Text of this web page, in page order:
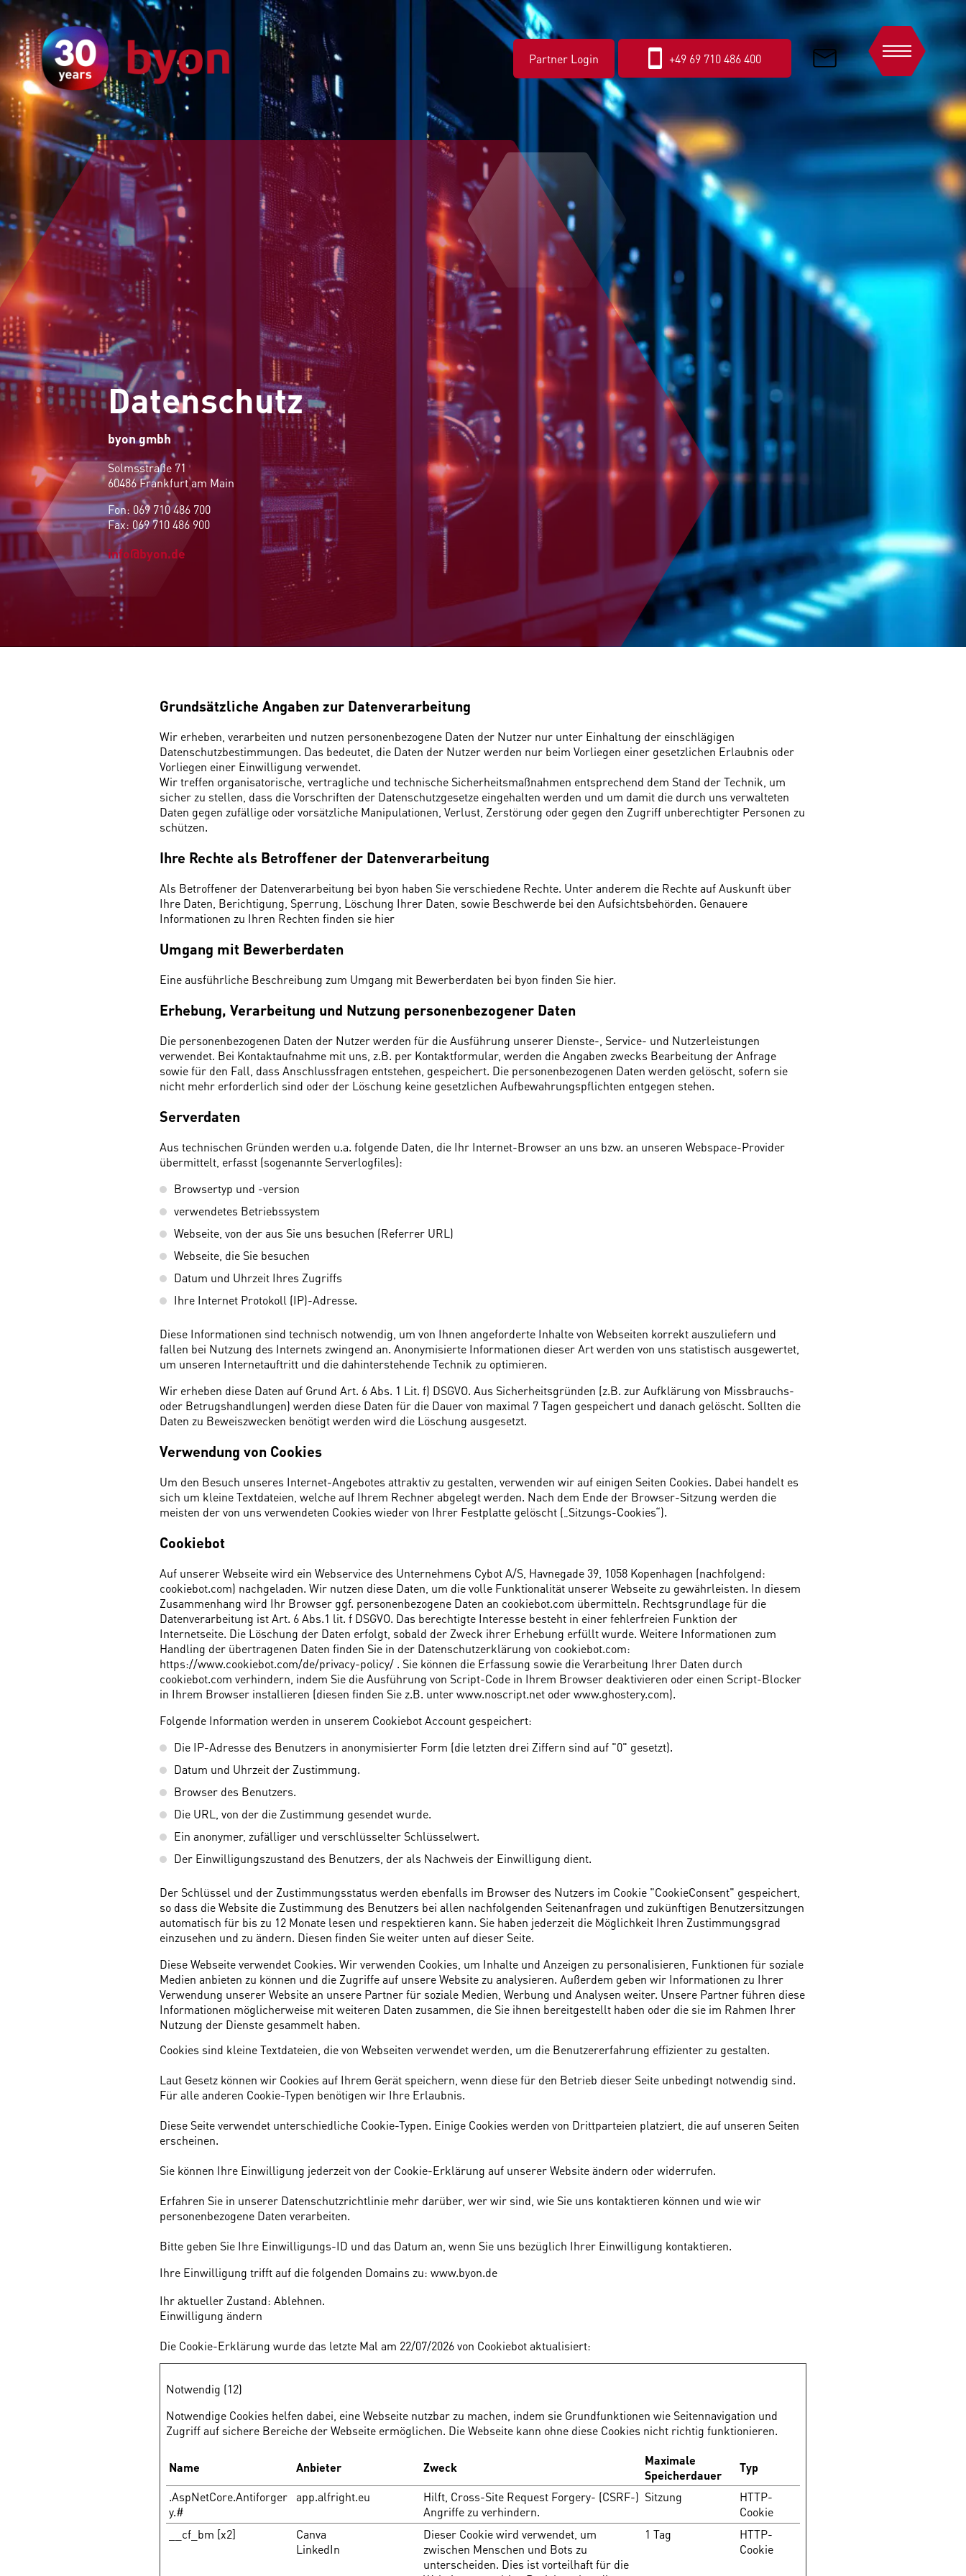
Partner Login +49 69 710 486 400
Datenschutz
byon gmbh
Solmsstraße 71
60486 Frankfurt am Main
Fon: 069 710 486 700
Fax: 069 710 486 900
info@byon.de
Grundsätzliche Angaben zur Datenverarbeitung
Wir erheben, verarbeiten und nutzen personenbezogene Daten der Nutzer nur unter Einhaltung der einschlägigen
Datenschutzbestimmungen. Das bedeutet, die Daten der Nutzer werden nur beim Vorliegen einer gesetzlichen Erlaubnis oder
Vorliegen einer Einwilligung verwendet.
Wir treffen organisatorische, vertragliche und technische Sicherheitsmaßnahmen entsprechend dem Stand der Technik, um
sicher zu stellen, dass die Vorschriften der Datenschutzgesetze eingehalten werden und um damit die durch uns verwalteten
Daten gegen zufällige oder vorsätzliche Manipulationen, Verlust, Zerstörung oder gegen den Zugriff unberechtigter Personen zu
schützen.
Ihre Rechte als Betroffener der Datenverarbeitung
Als Betroffener der Datenverarbeitung bei byon haben Sie verschiedene Rechte. Unter anderem die Rechte auf Auskunft über
Ihre Daten, Berichtigung, Sperrung, Löschung Ihrer Daten, sowie Beschwerde bei den Aufsichtsbehörden. Genauere
Informationen zu Ihren Rechten finden sie hier
Umgang mit Bewerberdaten
Eine ausführliche Beschreibung zum Umgang mit Bewerberdaten bei byon finden Sie hier.
Erhebung, Verarbeitung und Nutzung personenbezogener Daten
Die personenbezogenen Daten der Nutzer werden für die Ausführung unserer Dienste-, Service- und Nutzerleistungen
verwendet. Bei Kontaktaufnahme mit uns, z.B. per Kontaktformular, werden die Angaben zwecks Bearbeitung der Anfrage
sowie für den Fall, dass Anschlussfragen entstehen, gespeichert. Die personenbezogenen Daten werden gelöscht, sofern sie
nicht mehr erforderlich sind oder der Löschung keine gesetzlichen Aufbewahrungspflichten entgegen stehen.
Serverdaten
Aus technischen Gründen werden u.a. folgende Daten, die Ihr Internet-Browser an uns bzw. an unseren Webspace-Provider
übermittelt, erfasst (sogenannte Serverlogfiles):
Browsertyp und -version
verwendetes Betriebssystem
Webseite, von der aus Sie uns besuchen (Referrer URL)
Webseite, die Sie besuchen
Datum und Uhrzeit Ihres Zugriffs
Ihre Internet Protokoll (IP)-Adresse.
Diese Informationen sind technisch notwendig, um von Ihnen angeforderte Inhalte von Webseiten korrekt auszuliefern und
fallen bei Nutzung des Internets zwingend an. Anonymisierte Informationen dieser Art werden von uns statistisch ausgewertet,
um unseren Internetauftritt und die dahinterstehende Technik zu optimieren.
Wir erheben diese Daten auf Grund Art. 6 Abs. 1 Lit. f) DSGVO. Aus Sicherheitsgründen (z.B. zur Aufklärung von Missbrauchs-
oder Betrugshandlungen) werden diese Daten für die Dauer von maximal 7 Tagen gespeichert und danach gelöscht. Sollten die
Daten zu Beweiszwecken benötigt werden wird die Löschung ausgesetzt.
Verwendung von Cookies
Um den Besuch unseres Internet-Angebotes attraktiv zu gestalten, verwenden wir auf einigen Seiten Cookies. Dabei handelt es
sich um kleine Textdateien, welche auf Ihrem Rechner abgelegt werden. Nach dem Ende der Browser-Sitzung werden die
meisten der von uns verwendeten Cookies wieder von Ihrer Festplatte gelöscht („Sitzungs-Cookies“).
Cookiebot
Auf unserer Webseite wird ein Webservice des Unternehmens Cybot A/S, Havnegade 39, 1058 Kopenhagen (nachfolgend:
cookiebot.com) nachgeladen. Wir nutzen diese Daten, um die volle Funktionalität unserer Webseite zu gewährleisten. In diesem
Zusammenhang wird Ihr Browser ggf. personenbezogene Daten an cookiebot.com übermitteln. Rechtsgrundlage für die
Datenverarbeitung ist Art. 6 Abs.1 lit. f DSGVO. Das berechtigte Interesse besteht in einer fehlerfreien Funktion der
Internetseite. Die Löschung der Daten erfolgt, sobald der Zweck ihrer Erhebung erfüllt wurde. Weitere Informationen zum
Handling der übertragenen Daten finden Sie in der Datenschutzerklärung von cookiebot.com:
https://www.cookiebot.com/de/privacy-policy/ . Sie können die Erfassung sowie die Verarbeitung Ihrer Daten durch
cookiebot.com verhindern, indem Sie die Ausführung von Script-Code in Ihrem Browser deaktivieren oder einen Script-Blocker
in Ihrem Browser installieren (diesen finden Sie z.B. unter www.noscript.net oder www.ghostery.com).
Folgende Information werden in unserem Cookiebot Account gespeichert:
Die IP-Adresse des Benutzers in anonymisierter Form (die letzten drei Ziffern sind auf "0" gesetzt).
Datum und Uhrzeit der Zustimmung.
Browser des Benutzers.
Die URL, von der die Zustimmung gesendet wurde.
Ein anonymer, zufälliger und verschlüsselter Schlüsselwert.
Der Einwilligungszustand des Benutzers, der als Nachweis der Einwilligung dient.
Der Schlüssel und der Zustimmungsstatus werden ebenfalls im Browser des Nutzers im Cookie "CookieConsent" gespeichert,
so dass die Website die Zustimmung des Benutzers bei allen nachfolgenden Seitenanfragen und zukünftigen Benutzersitzungen
automatisch für bis zu 12 Monate lesen und respektieren kann. Sie haben jederzeit die Möglichkeit Ihren Zustimmungsgrad
einzusehen und zu ändern. Diesen finden Sie weiter unten auf dieser Seite.
Diese Webseite verwendet Cookies. Wir verwenden Cookies, um Inhalte und Anzeigen zu personalisieren, Funktionen für soziale
Medien anbieten zu können und die Zugriffe auf unsere Website zu analysieren. Außerdem geben wir Informationen zu Ihrer
Verwendung unserer Website an unsere Partner für soziale Medien, Werbung und Analysen weiter. Unsere Partner führen diese
Informationen möglicherweise mit weiteren Daten zusammen, die Sie ihnen bereitgestellt haben oder die sie im Rahmen Ihrer
Nutzung der Dienste gesammelt haben.
Cookies sind kleine Textdateien, die von Webseiten verwendet werden, um die Benutzererfahrung effizienter zu gestalten.
Laut Gesetz können wir Cookies auf Ihrem Gerät speichern, wenn diese für den Betrieb dieser Seite unbedingt notwendig sind.
Für alle anderen Cookie-Typen benötigen wir Ihre Erlaubnis.
Diese Seite verwendet unterschiedliche Cookie-Typen. Einige Cookies werden von Drittparteien platziert, die auf unseren Seiten
erscheinen.
Sie können Ihre Einwilligung jederzeit von der Cookie-Erklärung auf unserer Website ändern oder widerrufen.
Erfahren Sie in unserer Datenschutzrichtlinie mehr darüber, wer wir sind, wie Sie uns kontaktieren können und wie wir
personenbezogene Daten verarbeiten.
Bitte geben Sie Ihre Einwilligungs-ID und das Datum an, wenn Sie uns bezüglich Ihrer Einwilligung kontaktieren.
Ihre Einwilligung trifft auf die folgenden Domains zu: www.byon.de
Ihr aktueller Zustand: Ablehnen.
Einwilligung ändern
Die Cookie-Erklärung wurde das letzte Mal am 22/07/2026 von Cookiebotaktualisiert:
Notwendig (12)
Notwendige Cookies helfen dabei, eine Webseite nutzbar zu machen, indem sie Grundfunktionen wie Seitennavigation und
Zugriff auf sichere Bereiche der Webseite ermöglichen. Die Webseite kann ohne diese Cookies nicht richtig funktionieren.
Name Anbieter Zweck
Maximale
Speicherdauer
Typ
.AspNetCore.Antiforger
y.#
app.alfright.eu
Hilft, Cross-Site Request Forgery- (CSRF-)
Angriffe zu verhindern.
Sitzung
HTTP-
Cookie
__cf_bm [x2]
Canva
LinkedIn
Dieser Cookie wird verwendet, um
zwischen Menschen und Bots zu
unterscheiden. Dies ist vorteilhaft für die
1 Tag
HTTP-
Cookie